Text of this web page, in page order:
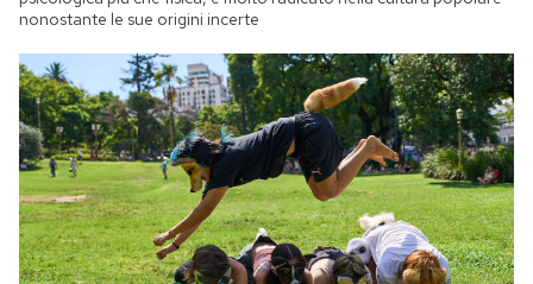
nonostante le sue origini incerte